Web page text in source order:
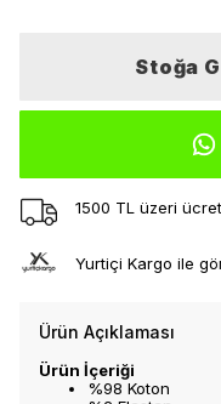
Stoğa
1500 TL üzeri
Yurtiçi Kargo ile
Ürün Açıklaması
Ürün İçeriği
%98 Koton